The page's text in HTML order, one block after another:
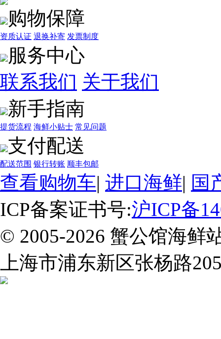
购物保障
资质认证 退换补寄 发票制度
服务中心
联系我们 关于我们
新手指南
提货流程 海鲜小贴士 常见问题
支付配送
配送范围 银行转账 顺丰包邮
查看购物车| 进口海鲜| 国
ICP备案证书号:沪ICP备
© 2005-2026 蟹公馆海鲜
上海市浦东新区张杨路